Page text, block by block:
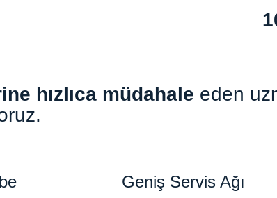
hızlıca müdahale eden
Geniş Servis Ağı